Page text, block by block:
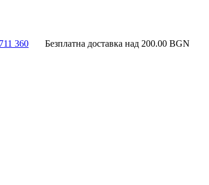
360 Безплатна доставка над 200.00 BGN